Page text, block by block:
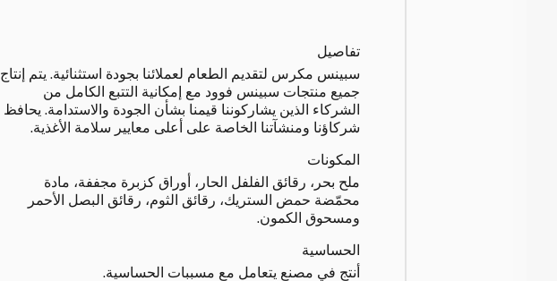
تفاصيل
سبينس مكرس لتقديم الطعام لعملائنا بجودة استثنائية. يتم إنتاج
جميع منتجات سبينس فوود مع إمكانية التتبع الكامل من
الشركاء الذين يشاركوننا قيمنا بشأن الجودة والاستدامة. يحافظ
شركاؤنا ومنشآتنا الخاصة على أعلى معايير سلامة الأغذية.
المكونات
ملح بحر، رقائق الفلفل الحار، أوراق كزبرة مجففة، مادة
محمّضة حمض الستريك، رقائق الثوم، رقائق البصل الأحمر
ومسحوق الكمون.
الحساسية
أنتج في مصنع يتعامل مع مسببات الحساسية.